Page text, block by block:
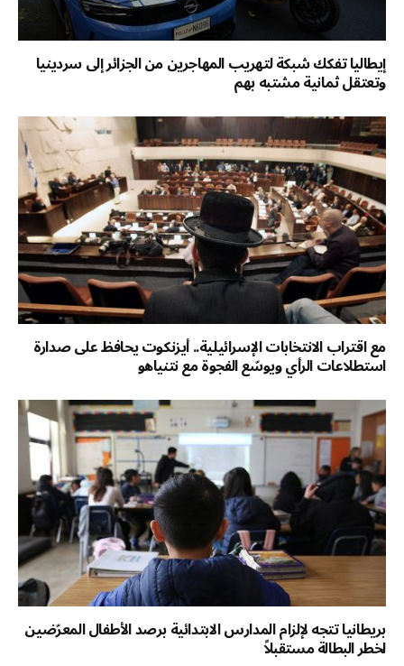
إيطاليا تفكك شبكة لتهريب المهاجرين من الجزائر إلى سردينيا
وتعتقل ثمانية مشتبه بهم
مع اقتراب الانتخابات الإسرائيلية.. أيزنكوت يحافظ على صدارة
استطلاعات الرأي ويوسّع الفجوة مع نتنياهو
بريطانيا تتجه لإلزام المدارس الابتدائية برصد الأطفال المعرّضين
لخطر البطالة مستقبلاً